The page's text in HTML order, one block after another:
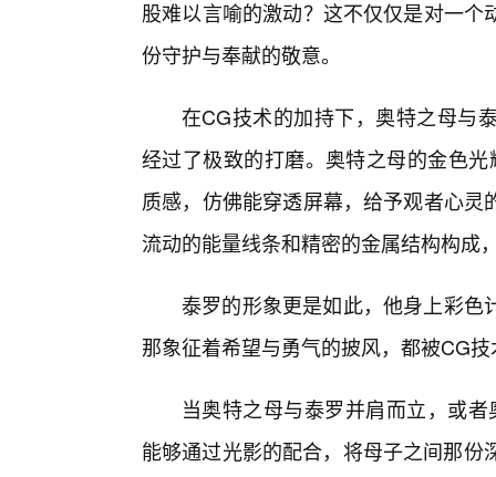
股难以言喻的激动？这不仅仅是对一
份守护与奉献的敬意。
在CG技术的加持下，奥特之母与
经过了极致的打磨。奥特之母的金色
质感，仿佛能穿透屏幕，给予观者心
流动的能量线条和精密的金属结构构成
泰罗的形象更是如此，他身上彩
那象征着希望与勇气的披风，都被CG
当奥特之母与泰罗并肩而立，或
能够通过光影的配合，将母子之间那